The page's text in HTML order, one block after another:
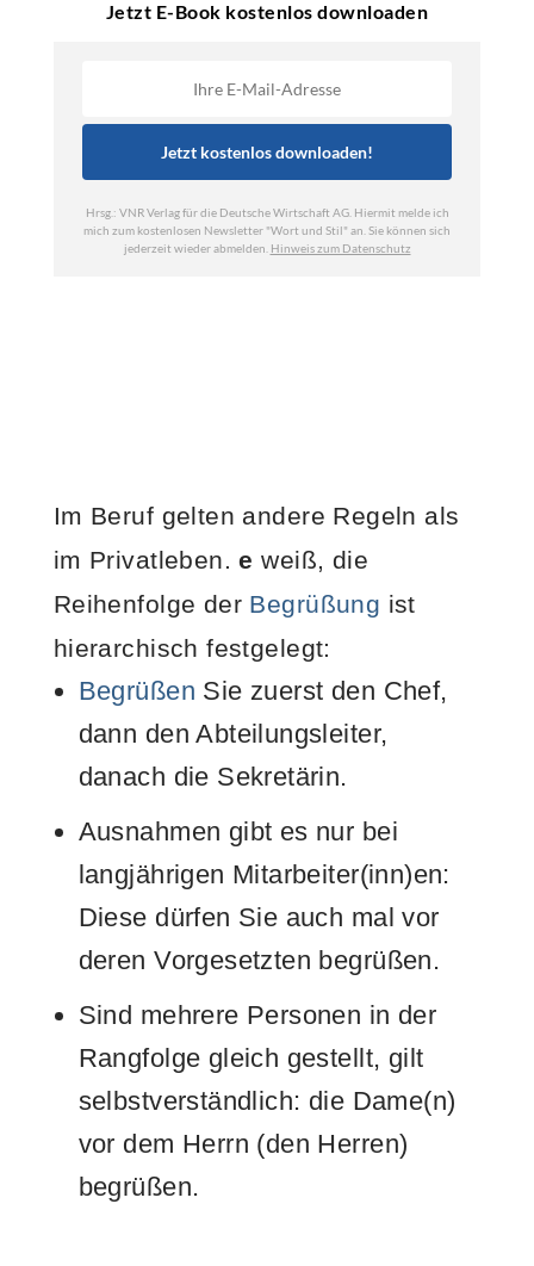
Im Beruf gelten andere Regeln als
im Privatleben.e weiß, die
Reihenfolge der Begrüßung ist
hierarchisch festgelegt:
Begrüßen Sie zuerst den Chef,
dann den Abteilungsleiter,
danach die Sekretärin.
Ausnahmen gibt es nur bei
langjährigen Mitarbeiter(inn)en:
Diese dürfen Sie auch mal vor
deren Vorgesetzten begrüßen.
Sind mehrere Personen in der
Rangfolge gleich gestellt, gilt
selbstverständlich: die Dame(n)
vor dem Herrn (den Herren)
begrüßen.